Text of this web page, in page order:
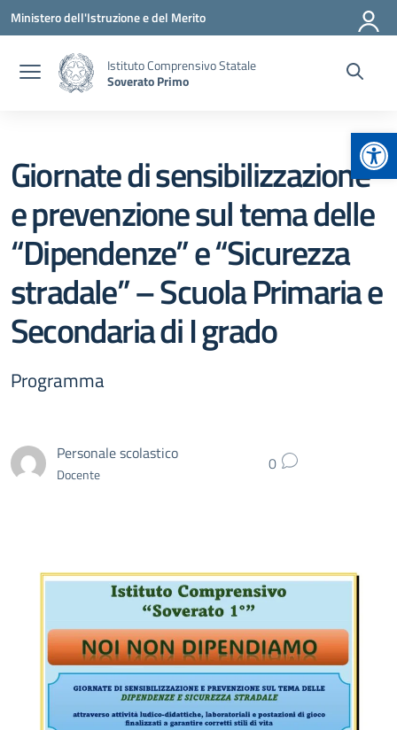
Vai ai contenuti
Vai al menu di navigazione
Vai al footer
Ministero dell'Istruzione e del Merito
Istituto Comprensivo Statale
Soverato Primo
Giornate di sensibilizzazione
e prevenzione sul tema delle
“Dipendenze” e “Sicurezza
stradale” – Scuola Primaria e
Secondaria di I grado
Programma
Personale scolastico
Docente 0